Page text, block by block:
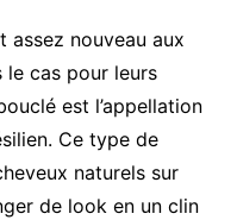
assez nouveau aux
le cas pour leurs
est l’appellation
Ce type de
naturels sur
de look en un clin